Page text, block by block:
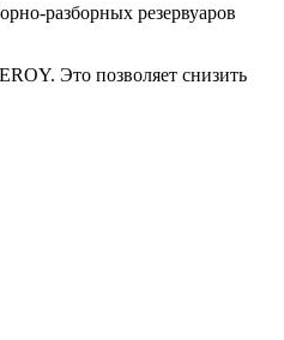
разборных резервуаров
Это позволяет снизить